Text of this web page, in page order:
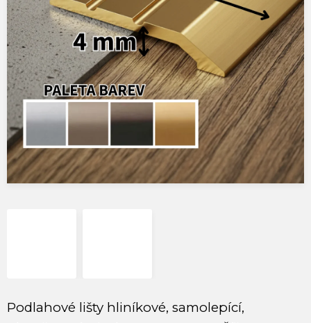
Podlahové lišty hliníkové, samolepící,